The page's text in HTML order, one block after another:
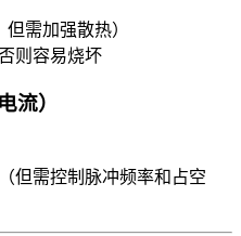
但需加强散热）
则容易烧坏
流）
但需控制脉冲频率和占空